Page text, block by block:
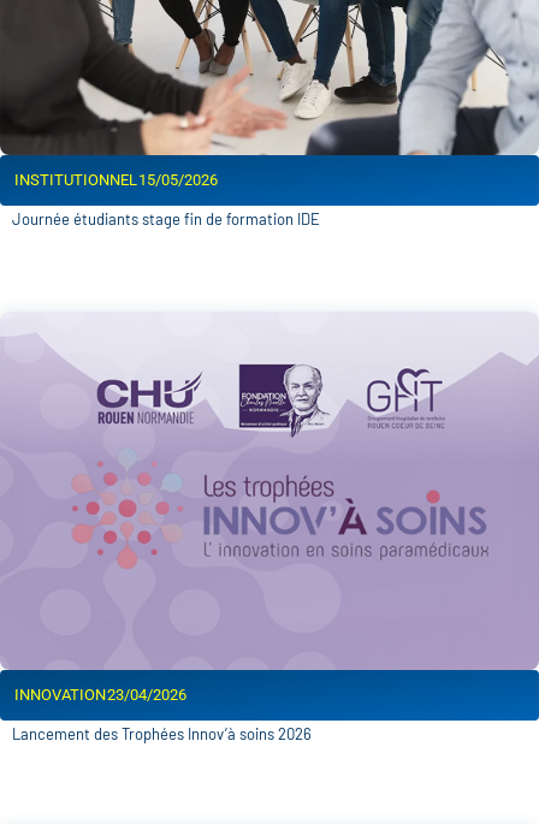
INSTITUTIONNEL 15/05/2026
Journée étudiants stage fin de formation IDE
INNOVATION23/04/2026
Lancement des Trophées Innov’à soins 2026